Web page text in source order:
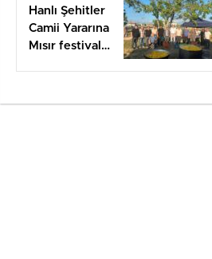
Hanlı Şehitler
Camii Yararına
Mısır festivali